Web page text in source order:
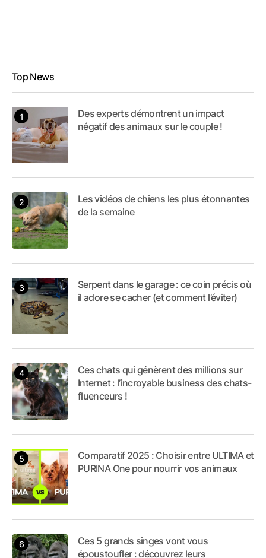
Top News
Des experts démontrent un impact
négatif des animaux sur le couple !
Les vidéos de chiens les plus étonnantes
de la semaine
Serpent dans le garage : ce coin précis où
il adore se cacher (et comment l’éviter)
Ces chats qui génèrent des millions sur
Internet : l’incroyable business des chats-
fluenceurs !
Comparatif 2025 : Choisir entre ULTIMA et
PURINA One pour nourrir vos animaux
Ces 5 grands singes vont vous
époustoufler : découvrez leurs